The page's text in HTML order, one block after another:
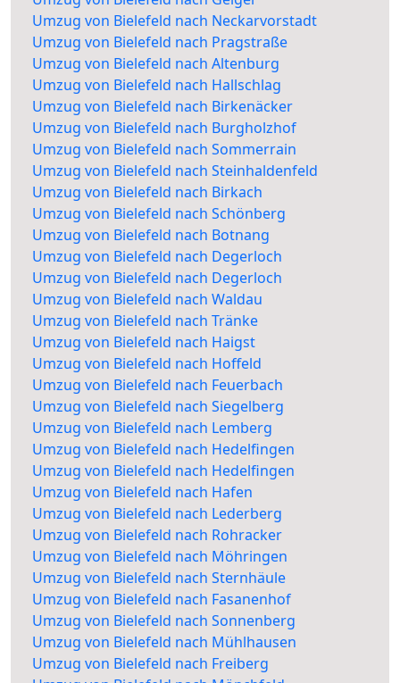
Umzug von Bielefeld nach Neckarvorstadt
Umzug von Bielefeld nach Pragstraße
Umzug von Bielefeld nach Altenburg
Umzug von Bielefeld nach Hallschlag
Umzug von Bielefeld nach Birkenäcker
Umzug von Bielefeld nach Burgholzhof
Umzug von Bielefeld nach Sommerrain
Umzug von Bielefeld nach Steinhaldenfeld
Umzug von Bielefeld nach Birkach
Umzug von Bielefeld nach Schönberg
Umzug von Bielefeld nach Botnang
Umzug von Bielefeld nach Degerloch
Umzug von Bielefeld nach Degerloch
Umzug von Bielefeld nach Waldau
Umzug von Bielefeld nach Tränke
Umzug von Bielefeld nach Haigst
Umzug von Bielefeld nach Hoffeld
Umzug von Bielefeld nach Feuerbach
Umzug von Bielefeld nach Siegelberg
Umzug von Bielefeld nach Lemberg
Umzug von Bielefeld nach Hedelfingen
Umzug von Bielefeld nach Hedelfingen
Umzug von Bielefeld nach Hafen
Umzug von Bielefeld nach Lederberg
Umzug von Bielefeld nach Rohracker
Umzug von Bielefeld nach Möhringen
Umzug von Bielefeld nach Sternhäule
Umzug von Bielefeld nach Fasanenhof
Umzug von Bielefeld nach Sonnenberg
Umzug von Bielefeld nach Mühlhausen
Umzug von Bielefeld nach Freiberg